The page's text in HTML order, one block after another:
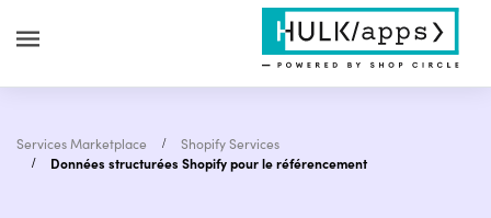
Services Marketplace
Shopify Services
Données structurées Shopify pour le référencement